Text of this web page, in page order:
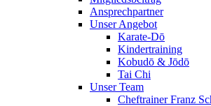
Ansprechpartner
Unser Angebot
Karate-Dō
Kindertraining
Kobudō & Jōdō
Tai Chi
Unser Team
Cheftrainer Franz